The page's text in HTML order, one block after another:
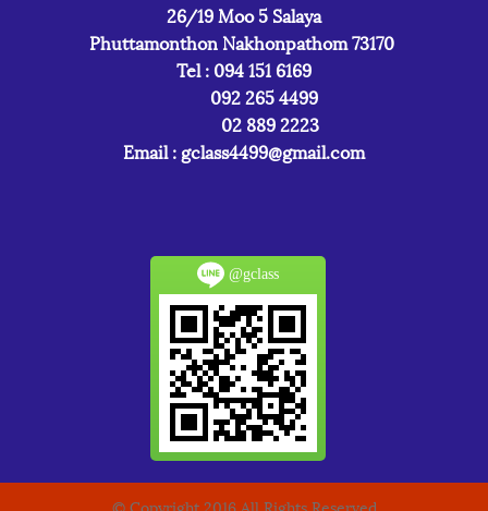
26/19 Moo 5 Salaya
Phuttamonthon Nakhonpathom 73170
Tel : 094 151 6169
092 265 4499
02 889 2223
Email : gclass4499@gmail.com
@gclass